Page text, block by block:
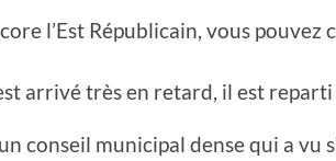
l’Est Républicain, vous pouvez
arrivé très en retard, il est reparti
conseil municipal dense qui a vu